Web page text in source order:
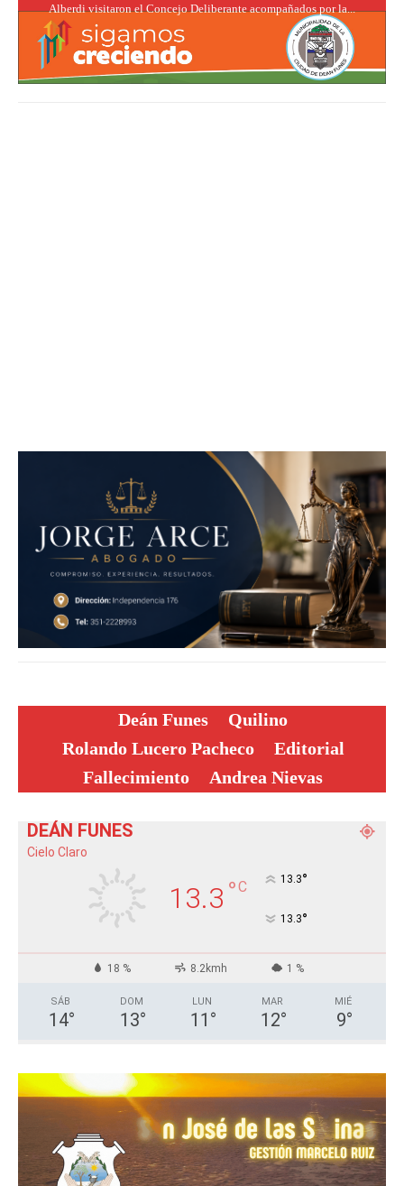
Alberdi visitaron el Concejo Deliberante acompañados por la...
Deán Funes
Quilino
Rolando Lucero Pacheco
Editorial
Fallecimiento
Andrea Nievas
DEÁN FUNES
Cielo Claro
13.3 °C 13.3°
13.3°
18 % 8.2kmh 1 %
SÁB
14°
DOM
13°
LUN
11 °
MAR
12°
MIÉ
9°